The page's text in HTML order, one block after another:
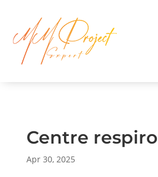
Centre respiro
Apr 30, 2025